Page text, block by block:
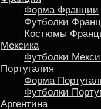
Форма Франции
Футболки
Костюмы
Мексика
Футболки
Португалия
Форма
Футболки
Аргентина